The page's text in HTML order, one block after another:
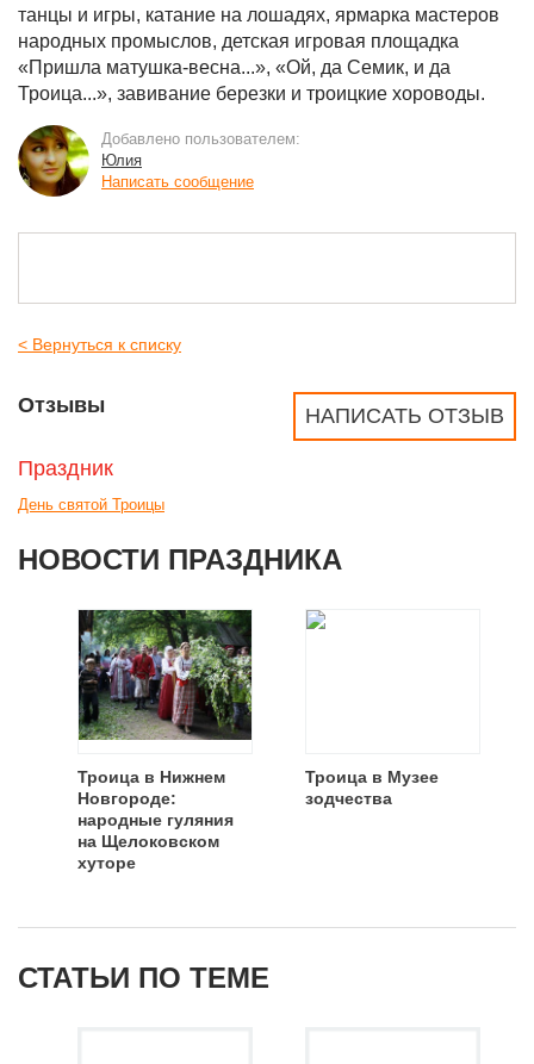
танцы и игры, катание на лошадях, ярмарка мастеров
народных промыслов, детская игровая площадка
«Пришла матушка-весна...», «Ой, да Семик, и да
Троица...», завивание березки и троицкие хороводы.
Добавлено пользователем:
Юлия
Написать сообщение
< Вернуться к списку
НАПИСАТЬ ОТЗЫВ
Отзывы
Праздник
День святой Троицы
НОВОСТИ ПРАЗДНИКА
Троица в Нижнем
Новгороде:
народные гуляния
на Щелоковском
хуторе
Троица в Музее
зодчества
СТАТЬИ ПО ТЕМЕ